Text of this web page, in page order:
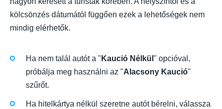
kölcsönzés dátumától függően ezek a lehetőségek nem
mindig elérhetők.
Ha nem talál autót a " Kaució Nélkül " opcióval,
próbálja meg használni az "Alacsony Kaució"
szűrőt.
Ha hitelkártya nélkül szeretne autót bérelni, válassza